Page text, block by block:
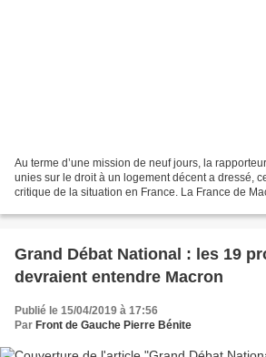
Au terme d’une mission de neuf jours, la
unies sur le droit à un logement décent a dressé,
critique de la situation en France. La France de
Grand Débat National : les 19
devraient entendre Macron
Publié le 15/04/2019 à 17:56
Par Front de Gauche Pierre Bénite